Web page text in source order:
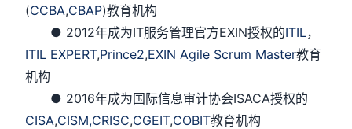
(CCBA,CBAP)教育机构
● 2012年成为IT服务管理官方EXIN授权的ITIL，
ITIL EXPERT,Prince2,EXIN Agile Scrum Master教育
机构
● 2016年成为国际信息审计协会ISACA授权的
CISA,CISM,CRISC,CGEIT,COBIT教育机构